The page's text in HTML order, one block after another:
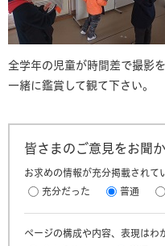
全学年の児童が時間差で撮影
一緒に鑑賞して観て下さい。
皆さまのご意見をお聞
お求めの情報が充分掲載されて
充分だった
普通
ページの構成や内容、表現はわ